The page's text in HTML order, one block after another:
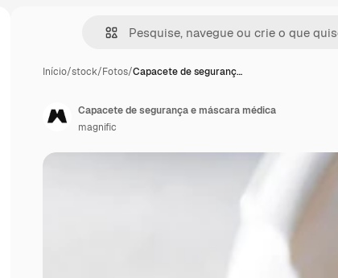
Início/stock/Fotos/Capacete de seguranç…
Capacete de segurança e máscara médica
magnific